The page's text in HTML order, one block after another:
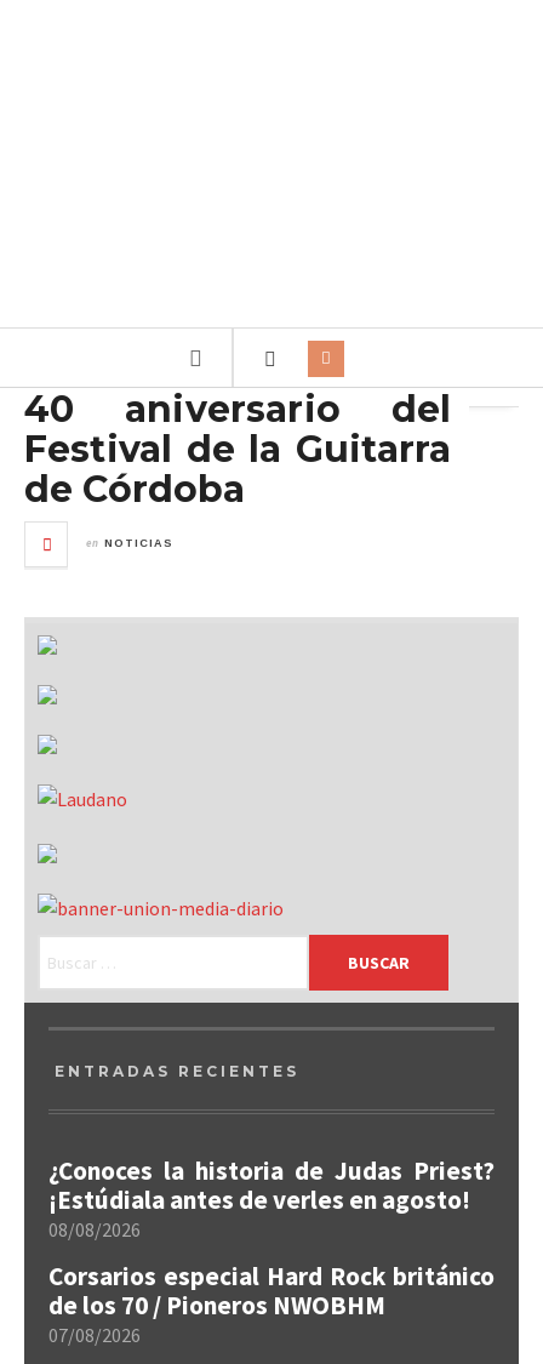
40 aniversario del
Festival de la Guitarra
de Córdoba
en NOTICIAS
ENTRADAS RECIENTES
¿Conoces la historia de Judas Priest?
¡Estúdiala antes de verles en agosto!
08/08/2026
Corsarios especial Hard Rock británico
de los 70 / Pioneros NWOBHM
07/08/2026